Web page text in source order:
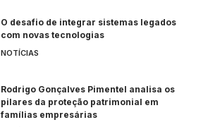
O desafio de integrar sistemas legados
com novas tecnologias
NOTÍCIAS
Rodrigo Gonçalves Pimentel analisa os
pilares da proteção patrimonial em
famílias empresárias